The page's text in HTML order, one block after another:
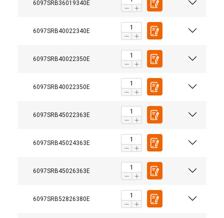
6097SRB36019340E
6097SRB40022340E
6097SRB40022350E
6097SRB40022350E
6097SRB45022363E
6097SRB45024363E
6097SRB45026363E
6097SRB52826380E